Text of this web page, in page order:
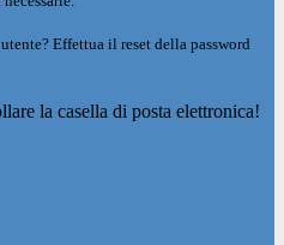
Effettua il reset della password
la casella di posta elettronica!